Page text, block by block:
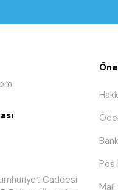
Caddesi
Pos